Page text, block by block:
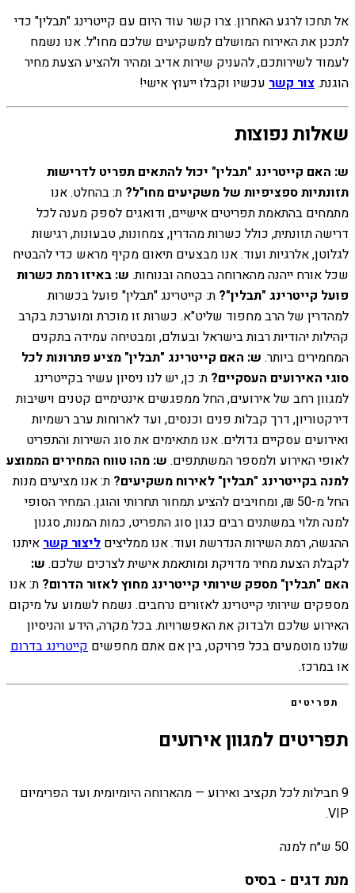
אל תחכו לרגע האחרון. צרו קשר עוד היום עם קייטרינג "תבלין" כדי
לתכנן את האירוח המושלם למשקיעים שלכם מחו"ל. אנו נשמח
לעמוד לשירותכם, להעניק שירות אדיב ומהיר ולהציע הצעת מחיר
הוגנת.צור קשר עכשיו וקבלו ייעוץ אישי!
שאלות נפוצות
ש: האם קייטרינג "תבלין" יכול להתאים תפריט לדרישות
תזונתיות ספציפיות של משקיעים מחו"ל? ת: בהחלט. אנו
מתמחים בהתאמת תפריטים אישיים, ודואגים לספק מענה לכל
דרישה תזונתית, כולל כשרות מהדרין, צמחונות, טבעונות, רגישות
לגלוטן, אלרגיות ועוד. אנו מבצעים תיאום מקיף מראש כדי להבטיח
שכל אורח ייהנה מהארוחה בבטחה ובנוחות. ש: באיזו רמת כשרות
פועל קייטרינג "תבלין"? ת: קייטרינג "תבלין" פועל בכשרות
למהדרין של הרב מחפוד שליט"א. כשרות זו מוכרת ומוערכת בקרב
קהילות יהודיות רבות בישראל ובעולם, ומבטיחה עמידה בתקנים
המחמירים ביותר. ש: האם קייטרינג "תבלין" מציע פתרונות לכל
סוגי האירועים העסקיים? ת: כן, יש לנו ניסיון עשיר בקייטרינג
למגוון רחב של אירועים, החל ממפגשים אינטימיים קטנים וישיבות
דירקטוריון, דרך קבלות פנים וכנסים, ועד לארוחות ערב רשמיות
ואירועים עסקיים גדולים. אנו מתאימים את סוג השירות והתפריט
לאופי האירוע ולמספר המשתתפים. ש: מהו טווח המחירים הממוצע
למנה בקייטרינג "תבלין" לאירוח משקיעים? ת: אנו מציעים מנות
החל מ-50 ₪, ומחויבים להציע תמחור תחרותי והוגן. המחיר הסופי
למנה תלוי במשתנים רבים כגון סוג התפריט, כמות המנות, סגנון
ההגשה, רמת השירות הנדרשת ועוד. אנו ממליצים ליצור קשראיתנו
לקבלת הצעת מחיר מדויקת ומותאמת אישית לצרכים שלכם. ש:
האם "תבלין" מספק שירותי קייטרינג מחוץ לאזור הדרום? ת: אנו
מספקים שירותי קייטרינג לאזורים נרחבים. נשמח לשמוע על מיקום
האירוע שלכם ולבדוק את האפשרויות. בכל מקרה, הידע והניסיון
שלנו מוטמעים בכל פרויקט, בין אם אתם מחפשים קייטרינג בדרום
או במרכז.
תפריטים
תפריטים למגוון אירועים
9 חבילות לכל תקציב ואירוע — מהארוחה היומיומית ועד הפרימיום
VIP.
50 ש״ח למנה
מנת דגים - בסיס